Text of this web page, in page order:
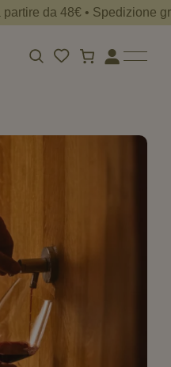
da 48€ • Spedizione
ricerca